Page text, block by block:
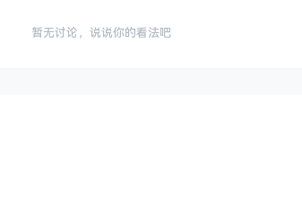
暂无讨论，说说你的看法吧